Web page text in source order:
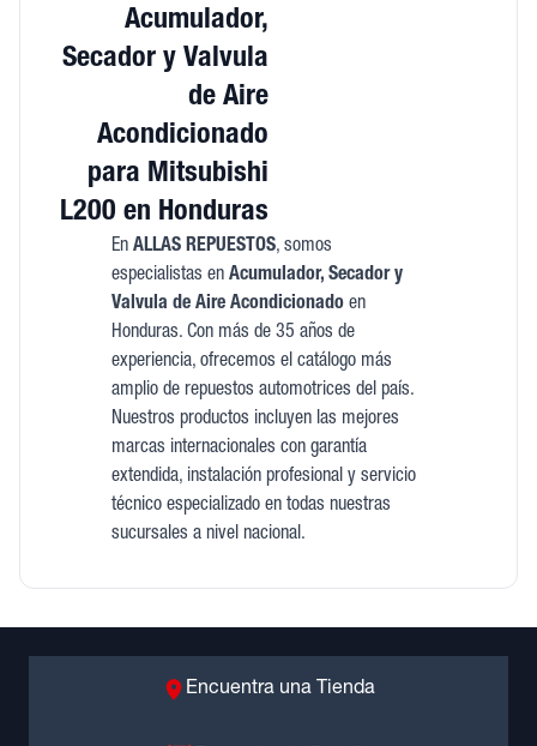
Acumulador,
Secador y Valvula
de Aire
Acondicionado
para Mitsubishi
L200 en Honduras
En ALLAS REPUESTOS, somos
especialistas en Acumulador, Secador y
Valvula de Aire Acondicionadoen
Honduras. Con más de 35 años de
experiencia, ofrecemos el catálogo más
amplio de repuestos automotrices del país.
Nuestros productos incluyen las mejores
marcas internacionales con garantía
extendida, instalación profesional y servicio
técnico especializado en todas nuestras
sucursales a nivel nacional.
Encuentra una Tienda